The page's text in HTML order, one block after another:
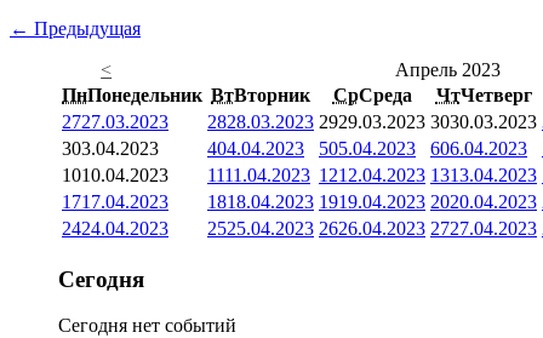
← Предыдущая
<
Апрель 2023
ПнПонедельник ВтВторник СрСреда ЧтЧетверг
2727.03.2023 2828.03.2023 2929.03.2023 3030.03.2023
303.04.2023 404.04.2023 505.04.2023 606.04.2023
1010.04.2023 1111.04.2023 1212.04.2023 1313.04.2023
1717.04.2023 1818.04.2023 1919.04.2023 2020.04.2023
2424.04.2023 2525.04.2023 2626.04.2023 2727.04.2023
Сегодня
Сегодня нет событий